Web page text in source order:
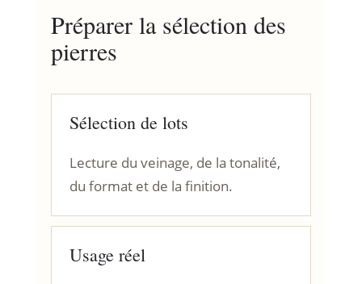
Préparer la sélection des
pierres
Sélection de lots
Lecture du veinage, de la tonalité,
du format et de la finition.
Usage réel